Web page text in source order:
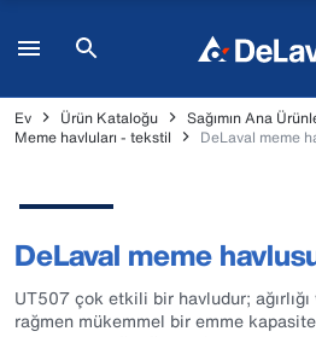
Ev Ürün Kataloğu Sağımın Ana
Meme havluları - tekstil
DeLaval meme
DeLaval meme
UT507 çok etkili bir havludur;
rağmen mükemmel bir emme